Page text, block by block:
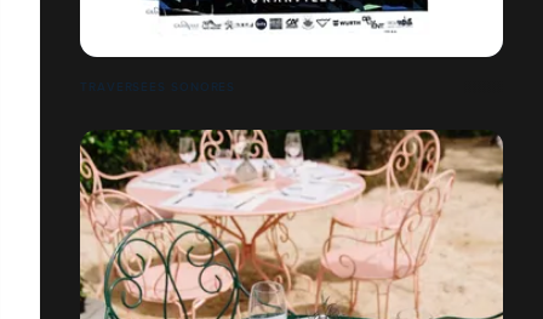
TRAVERSÉES SONORES